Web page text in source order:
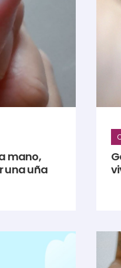
mano,
una uña